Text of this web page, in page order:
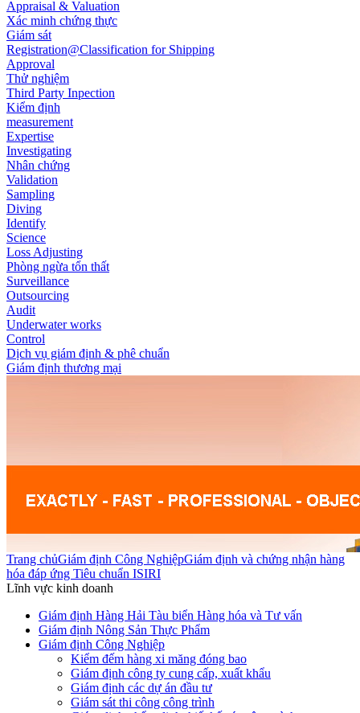
Appraisal & Valuation
Xác minh chứng thực
Giám sát
Registration@Classification for Shipping
Approval
Thử nghiệm
Third Party Inpection
Kiểm định
measurement
Expertise
Investigating
Nhân chứng
Validation
Sampling
Diving
Identify
Science
Loss Adjusting
Phòng ngừa tổn thất
Surveillance
Outsourcing
Audit
Underwater works
Control
Dịch vụ giám định & phê chuẩn
Giám định thương mại
Trang chủGiám định Công NghiệpGiám định và chứng nhận hàng
hóa đáp ứng Tiêu chuẩn ISIRI
Lĩnh vực kinh doanh
Giám định Hàng Hải Tàu biển Hàng hóa và Tư vấn
Giám định Nông Sản Thực Phẩm
Giám định Công Nghiệp
Kiểm đếm hàng xi măng đóng bao
Giám định công ty cung cấp, xuất khẩu
Giám định các dự án đầu tư
Giám sát thi công công trình